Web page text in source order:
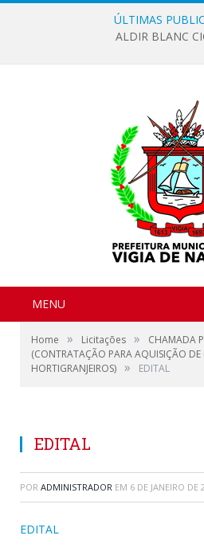
ÚLTIMAS
ALDIR BLANC
MENU
Home » Licitações »
CHAMADA
(CONTRATAÇÃO PARA AQUISIÇÃO DE
HORTIGRANJEIROS) » EDITAL
EDITAL
POR ADMINISTRADOR EM 6 DE JANEIRO DE
EDITAL